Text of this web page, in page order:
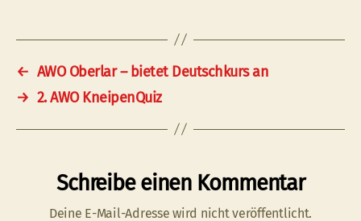
← AWO Oberlar – bietet Deutschkurs an
→ 2. AWO KneipenQuiz
Schreibe einen Kommentar
Deine E-Mail-Adresse wird nicht veröffentlicht.